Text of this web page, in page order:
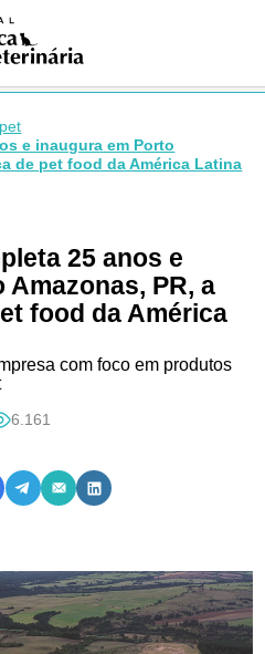
e inaugura em Porto
de pet food da América Latina
25 anos e
PR, a
food da América
com foco em produtos
6.161